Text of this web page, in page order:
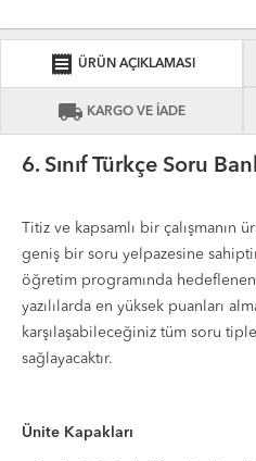
receipt ÜRÜN AÇIKLAMASI
local_shipping KARGO VE İADE
6. Sınıf Türkçe Soru
Titiz ve kapsamlı bir
geniş bir soru yelpazesine
öğretim programında hedeflenen
yazılılarda en yüksek puanları
karşılaşabileceğiniz tüm soru
sağlayacaktır.
Ünite Kapakları